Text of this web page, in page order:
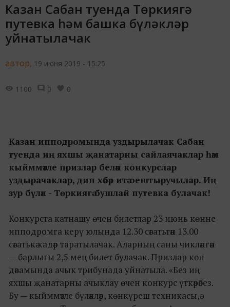
Казан Сабан туенда Төркиягә
путевка һәм башка бүләкләр
уйнатылачак
автор, 19 июня 2019 - 15:25
1100 0 0
Казан ипподромында уздырылачак Сабан
туенда иң яхшы җанатарны сайлаячаклар һәм
кыйммәтле призлар белән конкурслар
уздырачаклар, дип хәбәр итә оештыручылар. Иң
зур бүләк - Төркиягә бушлай путевка булачак!
Конкурста катнашу өчен билетлар 23 июнь көнне
ипподромга керү юлында 12.30 сәгатьтән 13.00
сәгатькә кадәр таратылачак. Аларның саны чикләнгән
— барлыгы 2,5 мең билет булачак. Призлар көн
дәвамында ачык трибунада уйнатыла. «Без иң
яхшы җанатарны ачыклау өчен конкурс үткәрәбез.
Бу — кыйммәтле бүләкләр, көнкүреш техникасы,ә